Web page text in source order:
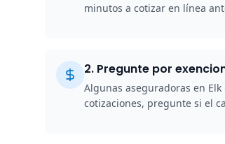
minutos a cotizar en línea
2. Pregunte por
Algunas aseguradoras en
cotizaciones, pregunte si el